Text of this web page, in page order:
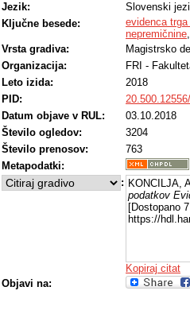
Pri napovedovanju pogodbenih cen za
absolutno napako (MAE) 10.986,15 €,
metodi presežeta MAE 25.424,58 €
stanovanja smo z naključnimi gozdovi
(MAE je 81,20 €), kar je boljše od
Napovedni model vključuje stanje trga
na kompleksnih modelih vrednotenja.
Jezik:
Slovenski
Ključne besede:
evidenca
nepremičnine
Vrsta gradiva:
Magistrsko
Organizacija:
FRI -
Leto izida:
2018
PID:
Datum objave v RUL:
03.10.2018
Število ogledov:
3204
Število prenosov:
763
Metapodatki:
: KONCILJA,
podatkov
[Dostopano
https://
Kopiraj citat
Objavi na: